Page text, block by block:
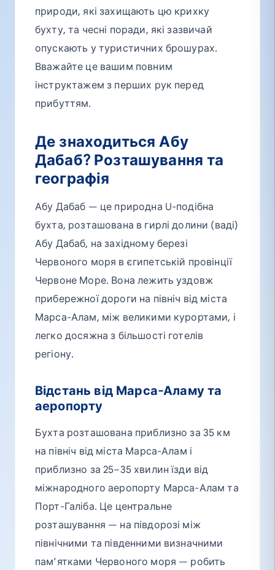
природи, які захищають цю крихку
бухту, та чесні поради, які зазвичай
опускають у туристичних брошурах.
Вважайте це вашим повним
інструктажем з перших рук перед
прибуттям.
Де знаходиться Абу
Дабаб? Розташування та
географія
Абу Дабаб — це природна U-подібна
бухта, розташована в гирлі долини (ваді)
Абу Дабаб, на західному березі
Червоного моря в єгипетській провінції
Червоне Море. Вона лежить уздовж
прибережної дороги на північ від міста
Марса-Алам, між великими курортами, і
легко досяжна з більшості готелів
регіону.
Відстань від Марса-Аламу та
аеропорту
Бухта розташована приблизно за 35 км
на північ від міста Марса-Алам і
приблизно за 25–35 хвилин їзди від
міжнародного аеропорту Марса-Алам та
Порт-Галіба. Це центральне
розташування — на півдорозі між
північними та південними визначними
пам’ятками Червоного моря — робить